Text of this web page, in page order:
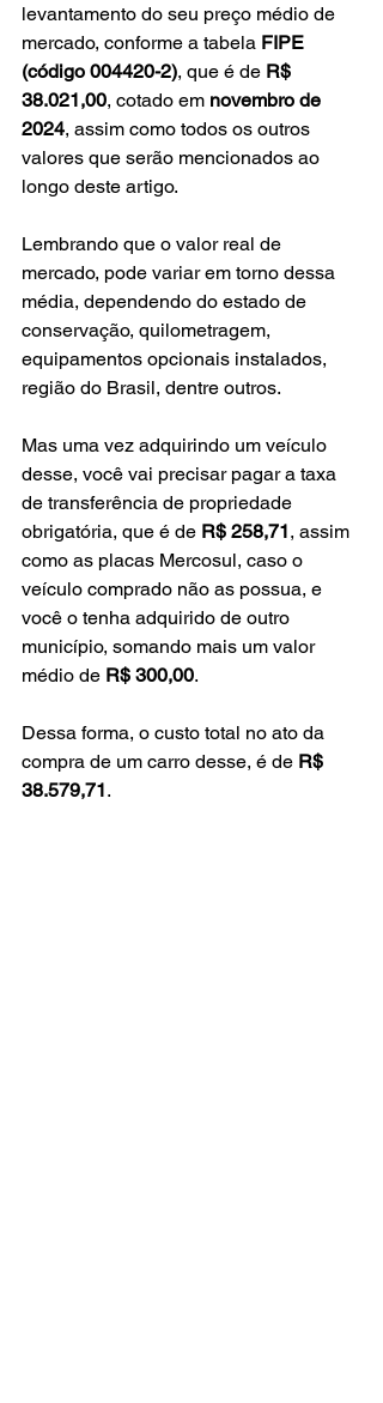
levantamento do seu preço médio de
mercado, conforme a tabela FIPE
(código 004420-2), que é de R$
38.021,00, cotado em novembro de
2024, assim como todos os outros
valores que serão mencionados ao
longo deste artigo.
Lembrando que o valor real de
mercado, pode variar em torno dessa
média, dependendo do estado de
conservação, quilometragem,
equipamentos opcionais instalados,
região do Brasil, dentre outros.
Mas uma vez adquirindo um veículo
desse, você vai precisar pagar a taxa
de transferência de propriedade
obrigatória, que é de R$ 258,71, assim
como as placas Mercosul, caso o
veículo comprado não as possua, e
você o tenha adquirido de outro
município, somando mais um valor
médio de R$ 300,00.
Dessa forma, o custo total no ato da
compra de um carro desse, é de R$
38.579,71.